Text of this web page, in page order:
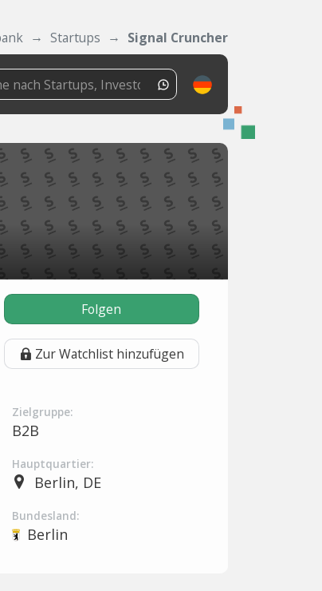
Startups Signal Cruncher
Folgen
Zur Watchlist hinzufügen
Zielgruppe:
B2B
Hauptquartier:
Berlin, DE
Bundesland:
Berlin